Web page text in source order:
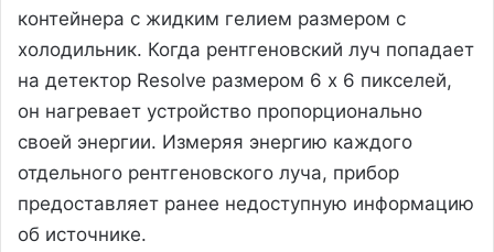
контейнера с жидким гелием размером с
холодильник. Когда рентгеновский луч попадает
на детектор Resolve размером 6 x 6 пикселей,
он нагревает устройство пропорционально
своей энергии. Измеряя энергию каждого
отдельного рентгеновского луча, прибор
предоставляет ранее недоступную информацию
об источнике.